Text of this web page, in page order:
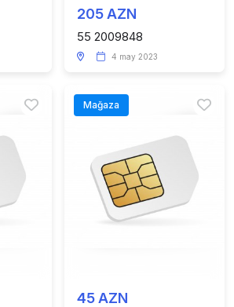
205 AZN
55 2009848
4 may 2023
Mağaza
45 AZN